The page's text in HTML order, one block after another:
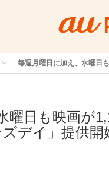
毎週月曜日に加え、水曜日
曜日も映画が
デイ」提供開